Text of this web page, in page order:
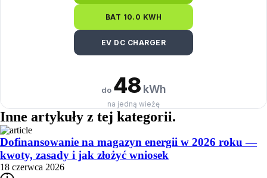
BAT 10.0 KWH
EV DC CHARGER
do 48 kWh
na jedną wieżę
Inne artykuły z tej kategorii.
Dofinansowanie na magazyn energii w 2026 roku —
kwoty, zasady i jak złożyć wniosek
18 czerwca 2026